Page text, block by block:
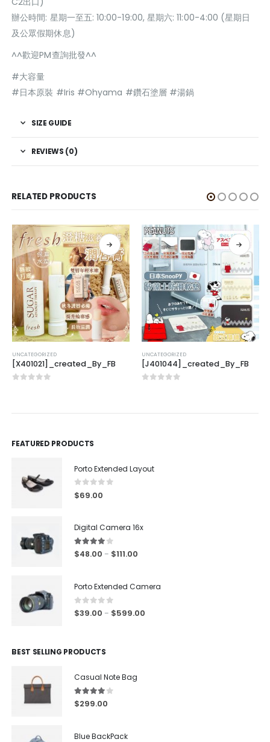
辦公時間: 星期一至五: 10:00-19:00, 星期六: 11:00-4:00 (星期日
及公眾假期休息)
^^歡迎PM查詢批發^^
#大容量
#日本原裝 #Iris #Ohyama #鑽石塗層 #湯鍋
SIZE GUIDE
REVIEWS (0)
RELATED PRODUCTS
UNCATEGORIZED
[X401021]_created_By_FB
UNCATEGORIZED
[J401044]_created_By_FB
FEATURED PRODUCTS
Porto Extended Layout
0 out of 5
$69.00
Digital Camera 16x
4.00out of 5
$48.00 – $111.00
Porto Extended Camera
0out of 5
$39.00 – $599.00
BEST SELLING PRODUCTS
Casual Note Bag
4.00out of 5
$299.00
Blue BackPack